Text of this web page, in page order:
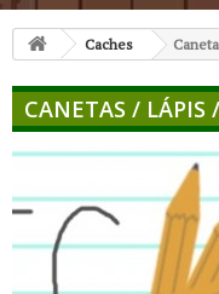
Caches
CANETAS / LÁPIS